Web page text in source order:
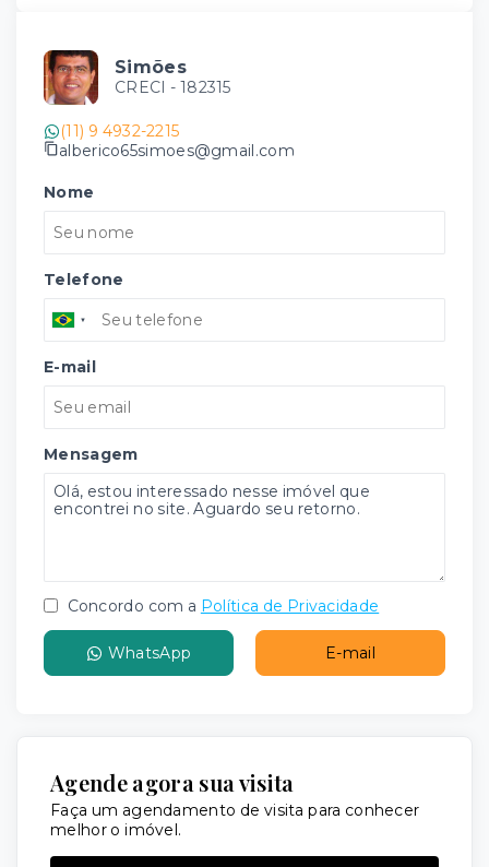
Simões
CRECI - 182315
(11) 9 4932-2215
alberico65simoes@gmail.com
Nome
Telefone
E-mail
Mensagem
Concordo com a Política de Privacidade
WhatsApp E-mail
Agende agora sua visita
Faça um agendamento de visita para conhecer
melhor o imóvel.